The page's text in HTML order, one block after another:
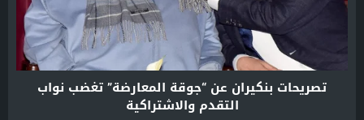
تصريحات بنكيران عن “جوقة المعارضة” تغضب نواب
التقدم والاشتراكية